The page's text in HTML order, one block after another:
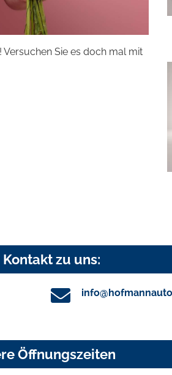
Sie es doch mal mit
Kontakt zu uns:
Öffnungszeiten